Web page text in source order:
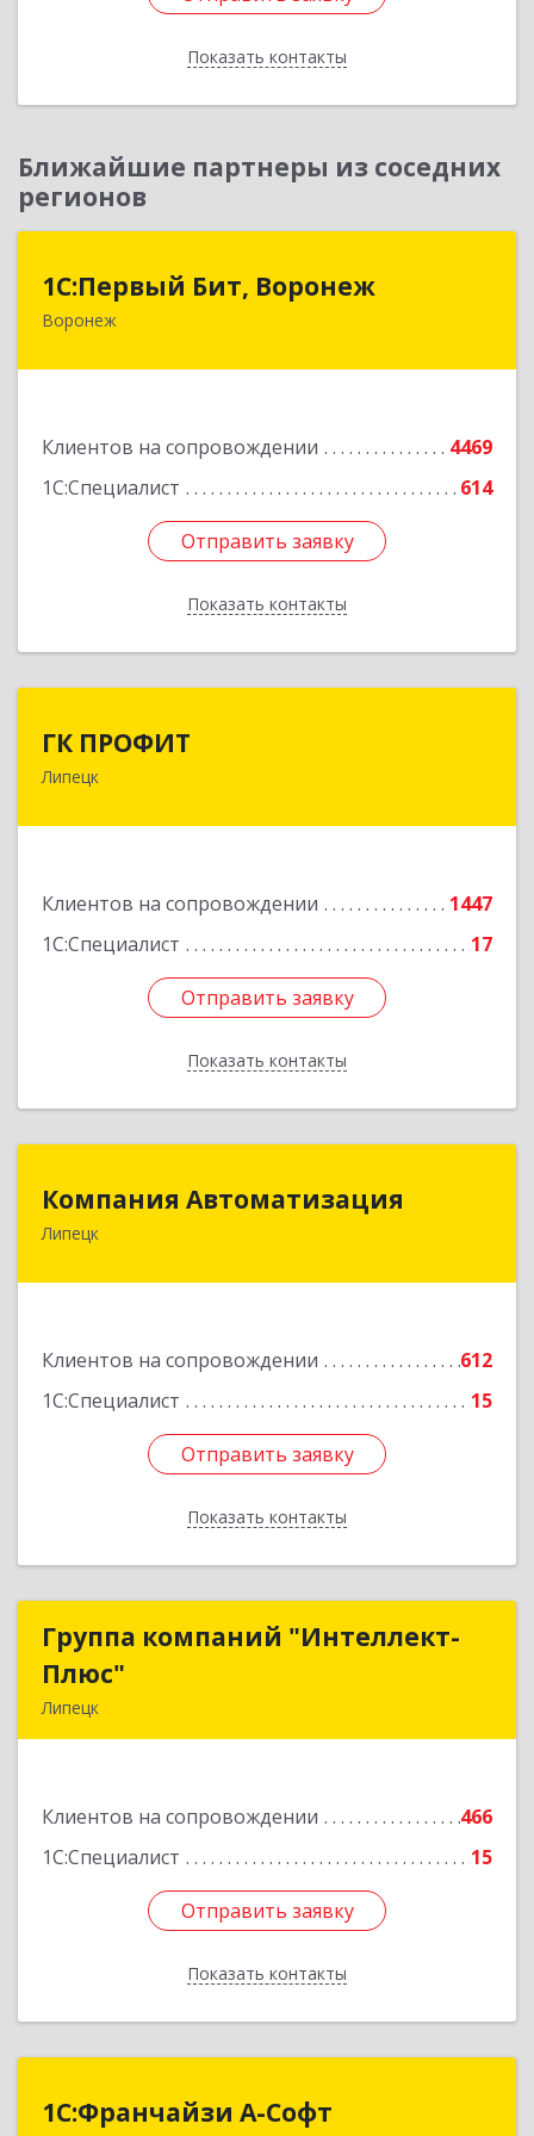
Показать контакты
Назад
Ближайшие партнеры из соседних
регионов
1С:Первый Бит, Воронеж
Воронеж
Клиентов на сопровождении
4469
1С:Специалист
614
Отправить заявку
Показать контакты
1С:Первый Бит, Воронеж
394006, Воронежская обл, Воронеж г, 20-летия
Отправить заявку
Назад
ГК ПРОФИТ
Липецк
Клиентов на сопровождении
1447
1С:Специалист
17
Отправить заявку
Показать контакты
398001, Липецкая обл, Липецк г, Советская ул,
Отправить заявку
Назад
Компания Автоматизация
Липецк
Клиентов на сопровождении
612
1С:Специалист
15
Отправить заявку
Показать контакты
398001, Липецкая обл, Липецк г, Победы пл,
Отправить заявку
Назад
Группа компаний "Интеллект-
Плюс"
Липецк
Клиентов на сопровождении
466
1С:Специалист
15
Отправить заявку
Показать контакты
Группа компаний "Интеллект-
Подробнее
Отправить заявку
Назад
1С:Франчайзи А-Софт
1С:Франчайзи А-Софт